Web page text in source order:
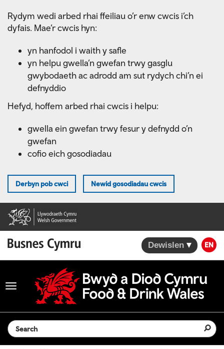
main
Rydym wedi arbed rhai ffeiliau o’r enw cwcis i’ch
dyfais. Mae’r cwcis hyn:
yn hanfodol i waith y safle
yn helpu gwella’n gwefan trwy gasglu
gwybodaeth ac adrodd am sut rydych chi’n ei
defnyddio
Hefyd, hoffem arbed rhai cwcis i helpu:
gwella ein gwefan trwy fesur y defnydd o’n
gwefan
cofio eich gosodiadau
Derbyn pob cwci Newid gosodiadau cwcis
Dewislen EN
Toggle
navigation
Search the website